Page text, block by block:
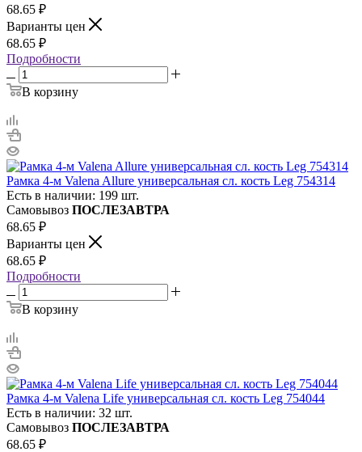
68.65 ₽
Варианты цен
68.65 ₽
Подробности
В корзину
Рамка 4-м Valena Allure универсальная сл. кость Leg 754314
Есть в наличии: 199 шт.
Самовывоз ПОСЛЕЗАВТРА
68.65 ₽
Варианты цен
68.65 ₽
Подробности
В корзину
Рамка 4-м Valena Life универсальная сл. кость Leg 754044
Есть в наличии: 32 шт.
Самовывоз ПОСЛЕЗАВТРА
68.65 ₽